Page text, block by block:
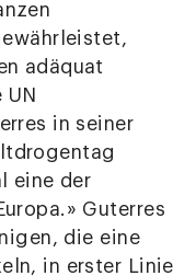
adäquat
in seiner
eine der
Guterres
die eine
in erster Linie